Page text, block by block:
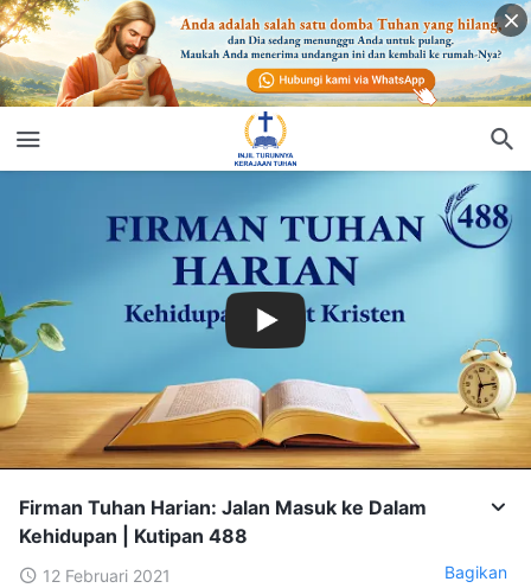
Firman Tuhan Harian: Jalan Masuk ke Dalam
Kehidupan | Kutipan 488
12 Februari 2021 Bagikan